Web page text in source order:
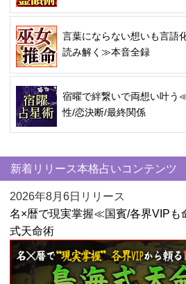
言葉にならない想いも言語
読み解く≫本音全録
宿曜で絆繋いで両想い叶
性/恋決断/最終関係
新着リリース本格占いコンテンツ
2026年8月6日リリース
名×暦で現実掌握≪国賓/各界VIP
式天命術